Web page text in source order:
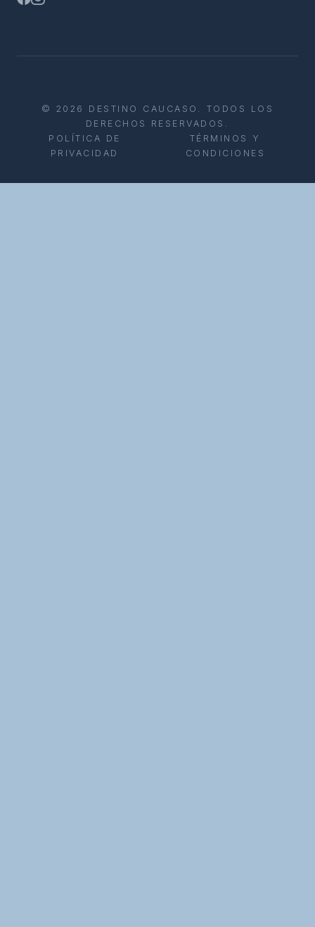
© 2026 DESTINO CAUCASO. TODOS LOS
DERECHOS RESERVADOS.
POLÍTICA DE
PRIVACIDAD
TÉRMINOS Y
CONDICIONES